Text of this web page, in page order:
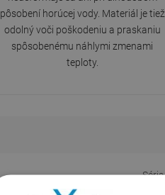
pôsobení horúcej vody. Materiál je tiež
odolný voči poškodeniu a praskaniu
spôsobenému náhlymi zmenami
teploty.
Séria